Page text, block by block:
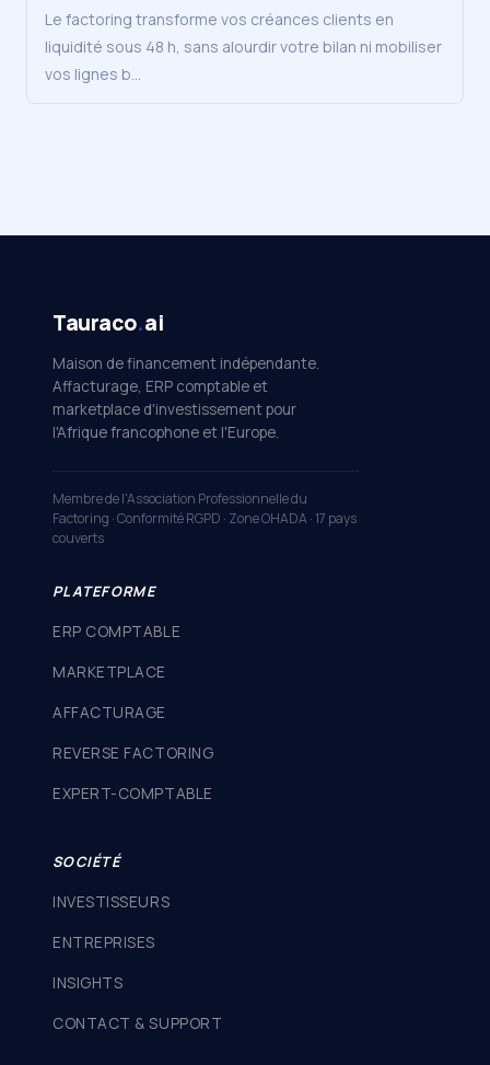
Le factoring transforme vos créances clients en
liquidité sous 48 h, sans alourdir votre bilan ni mobiliser
vos lignes b…
Tauraco.ai
Maison de financement indépendante.
Affacturage, ERP comptable et
marketplace d'investissement pour
l'Afrique francophone et l'Europe.
Membre de l'Association Professionnelle du
Factoring · Conformité RGPD · Zone OHADA · 17 pays
couverts
PLATEFORME
ERP COMPTABLE
MARKETPLACE
AFFACTURAGE
REVERSE FACTORING
EXPERT-COMPTABLE
SOCIÉTÉ
INVESTISSEURS
ENTREPRISES
INSIGHTS
CONTACT & SUPPORT